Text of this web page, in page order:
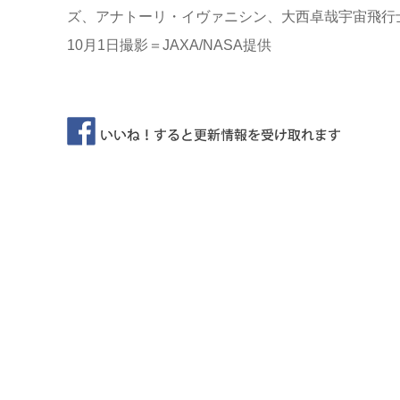
ズ、アナトーリ・イヴァニシン、大西卓哉宇宙飛行
10月1日撮影＝JAXA/NASA提供